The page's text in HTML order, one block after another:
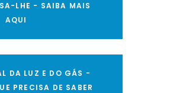
LHE - SAIBA MAIS
AQUI
DA LUZ E DO GÁS -
PRECISA DE SABER